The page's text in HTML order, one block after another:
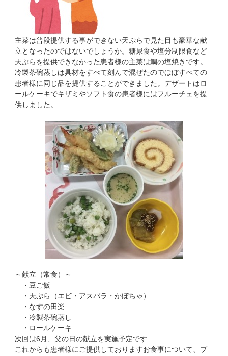
主菜は普段提供する事ができない天ぷらで見た目も豪華な献
立となったのではないでしょうか。糖尿食や塩分制限食など
天ぷらを提供できなかった患者様の主菜は鯛の塩焼きです。
冷製茶碗蒸しは具材をすべて刻んで混ぜたのでほぼすべての
患者様に同じ品を提供することができました。デザートはロ
ールケーキでキザミやソフト食の患者様にはフルーチェを提
供しました。
～献立（常食）～
・豆ご飯
・天ぷら（エビ・アスパラ・かぼちゃ）
・なすの田楽
・冷製茶碗蒸し
・ロールケーキ
次回は6月、父の日の献立を実施予定です
これからも患者様にご提供しておりますお食事について、ブ